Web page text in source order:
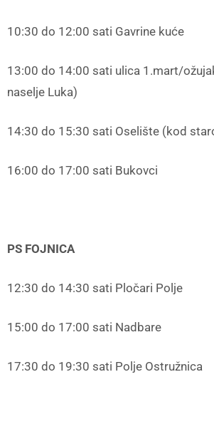
10:30 do 12:00 sati Gavrine kuće
13:00 do 14:00 sati ulica 1.mart/
naselje Luka)
14:30 do 15:30 sati Oselište (kod
16:00 do 17:00 sati Bukovci
PS FOJNICA
12:30 do 14:30 sati Pločari Polje
15:00 do 17:00 sati Nadbare
17:30 do 19:30 sati Polje Ostružnica